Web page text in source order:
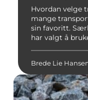
Hvordan velge
mange
sin favoritt.
har valgt å
Brede Lie